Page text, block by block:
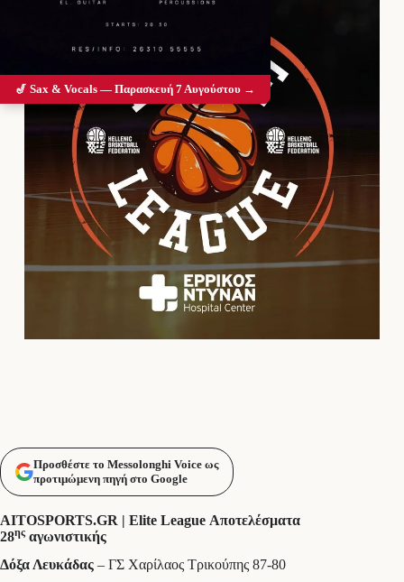
Προσθέστε το Messolonghi Voice ως
προτιμώμενη πηγή στο Google
AITOSPORTS.GR | Elite League Αποτελέσματα
28ης αγωνιστικής
Δόξα Λευκάδας – ΓΣ Χαρίλαος Τρικούπης 87-80
🎷 Sax & Vocals — Παρασκευή 7 Αυγούστου →